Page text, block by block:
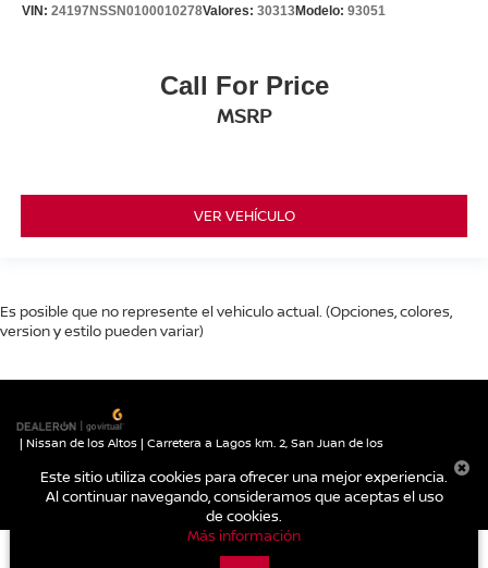
VIN: 24197NSSN0100010278Valores: 30313Modelo: 93051
Call For Price
MSRP
VER VEHÍCULO
Es posible que no represente el vehiculo actual. (Opciones, colores,
version y estilo pueden variar)
| Nissan de los Altos | Carretera a Lagos km. 2, San Juan de los
Aviso de Privacidad|Mapa del sitio
Este sitio utiliza cookies para ofrecer una mejor experiencia.
Al continuar navegando, consideramos que aceptas el uso
de cookies.
Más información